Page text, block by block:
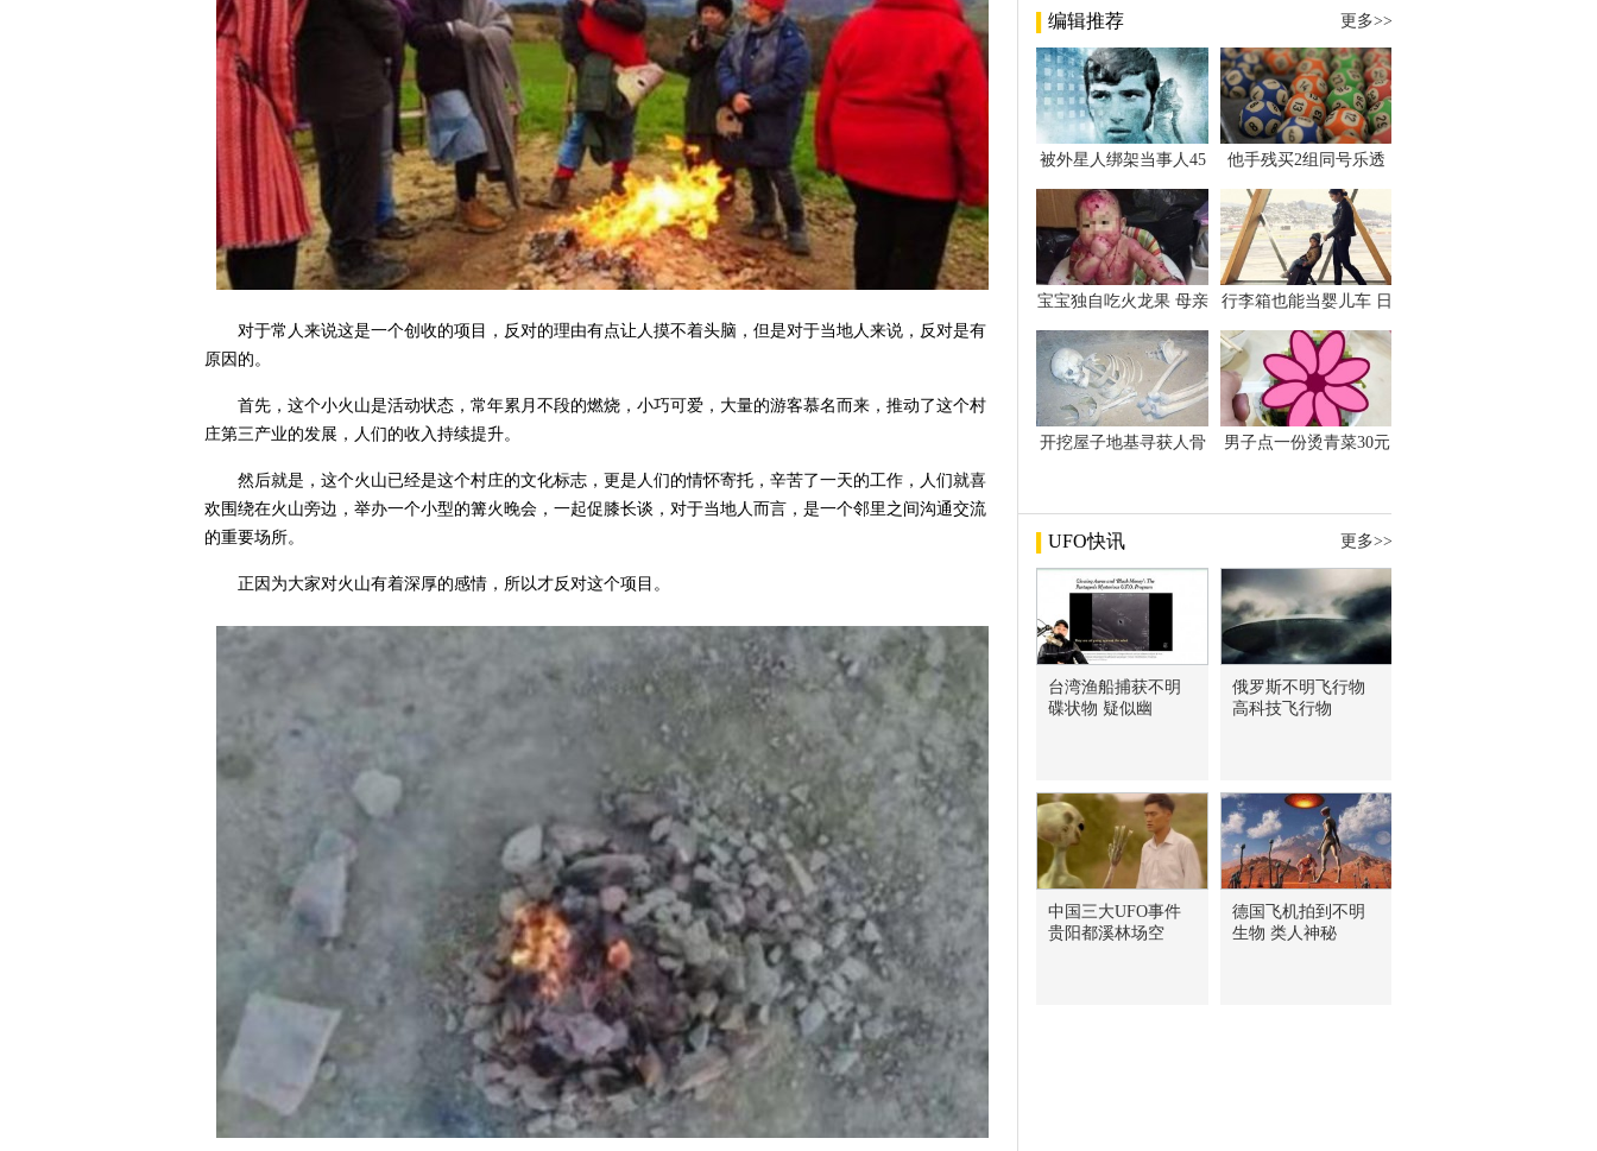
对于常人来说这是一个创收的项目，反对的理由有点让人摸不着头脑，但是对于当地人来说，反对是有
原因的。
首先，这个小火山是活动状态，常年累月不段的燃烧，小巧可爱，大量的游客慕名而来，推动了这个村
庄第三产业的发展，人们的收入持续提升。
然后就是，这个火山已经是这个村庄的文化标志，更是人们的情怀寄托，辛苦了一天的工作，人们就喜
欢围绕在火山旁边，举办一个小型的篝火晚会，一起促膝长谈，对于当地人而言，是一个邻里之间沟通交流
的重要场所。
正因为大家对火山有着深厚的感情，所以才反对这个项目。
编辑推荐 更多>>
被外星人绑架当事人45
斯卡古拉事件
他手残买2组同号乐透
万
宝宝独自吃火龙果 母亲
行李箱也能当婴儿车 日
开挖屋子地基寻获人骨
男子点一份烫青菜30元
UFO快讯 更多>>
台湾渔船捕获不明
碟状物 疑似幽
俄罗斯不明飞行物
高科技飞行物
中国三大UFO事件
贵阳都溪林场空
德国飞机拍到不明
生物 类人神秘